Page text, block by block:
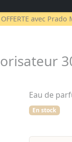
avec Prado
Eau de
En stock